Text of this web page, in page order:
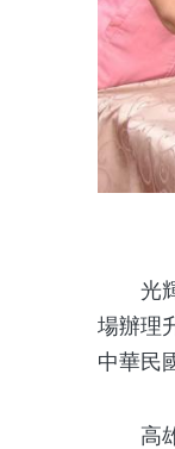
光輝
場辦理
中華民
高雄